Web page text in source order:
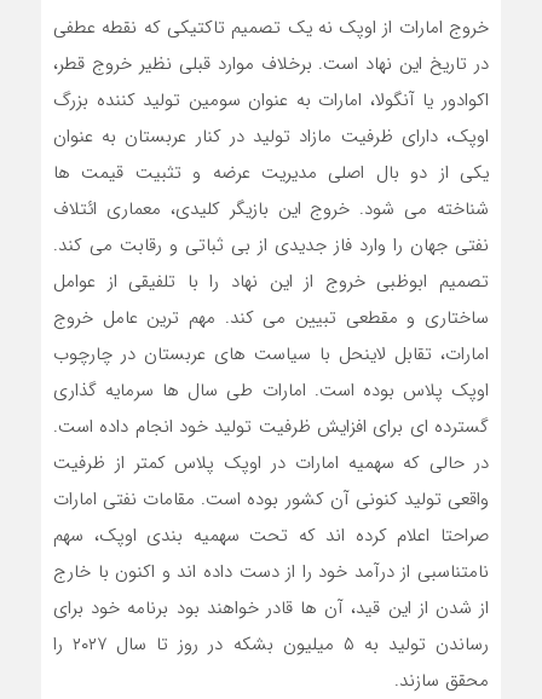
خروج امارات از اوپک نه یک تصمیم تاکتیکی که نقطه عطفی
در تاریخ این نهاد است. برخلاف موارد قبلی نظیر خروج قطر،
اکوادور یا آنگولا، امارات به عنوان سومین تولید کننده بزرگ
اوپک، دارای ظرفیت مازاد تولید در کنار عربستان به عنوان
یکی از دو بال اصلی مدیریت عرضه و تثبیت قیمت ها
شناخته می شود. خروج این بازیگر کلیدی، معماری ائتلاف
نفتی جهان را وارد فاز جدیدی از بی ثباتی و رقابت می کند.
تصمیم ابوظبی خروج از این نهاد را با تلفیقی از عوامل
ساختاری و مقطعی تبیین می کند. مهم ترین عامل خروج
امارات، تقابل لاینحل با سیاست های عربستان در چارچوب
اوپک پلاس بوده است. امارات طی سال ها سرمایه گذاری
گسترده ای برای افزایش ظرفیت تولید خود انجام داده است.
در حالی که سهمیه امارات در اوپک پلاس کمتر از ظرفیت
واقعی تولید کنونی آن کشور بوده است. مقامات نفتی امارات
صراحتا اعلام کرده اند که تحت سهمیه بندی اوپک، سهم
نامتناسبی از درآمد خود را از دست داده اند و اکنون با خارج
از شدن از این قید، آن ها قادر خواهند بود برنامه خود برای
رساندن تولید به ۵ میلیون بشکه در روز تا سال ۲۰۲۷ را
محقق سازند.